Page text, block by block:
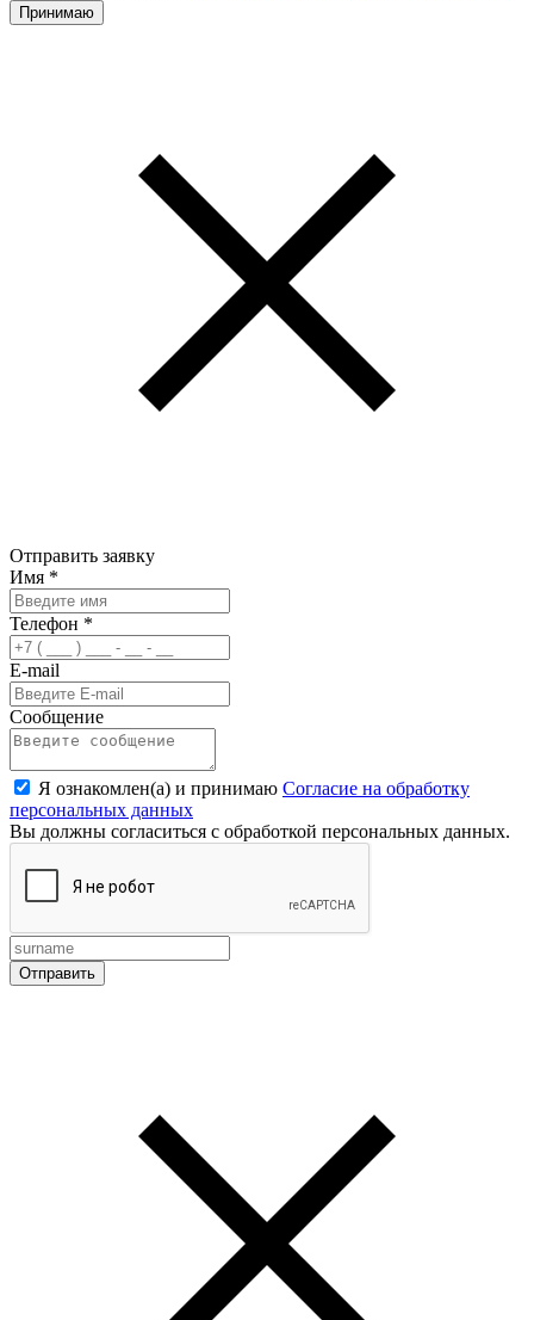
Принимаю
Отправить заявку
Имя *
Телефон *
E-mail
Сообщение
Я ознакомлен(а) и принимаю Согласие на обработку
персональных данных
Вы должны согласиться с обработкой персональных данных.